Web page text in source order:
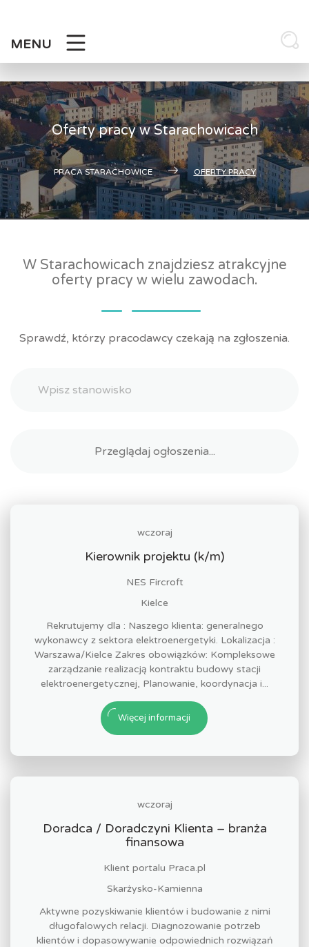
MENU
Oferty pracy w Starachowicach
PRACA STARACHOWICE OFERTY PRACY
W Starachowicach znajdziesz atrakcyjne
oferty pracy w wielu zawodach.
Sprawdź, którzy pracodawcy czekają na zgłoszenia.
wczoraj
Kierownik projektu (k/m)
NES Fircroft
Kielce
Rekrutujemy dla : Naszego klienta: generalnego
wykonawcy z sektora elektroenergetyki. Lokalizacja :
Warszawa/Kielce Zakres obowiązków: Kompleksowe
zarządzanie realizacją kontraktu budowy stacji
elektroenergetycznej, Planowanie, koordynacja i...
Więcej informacji
wczoraj
Doradca / Doradczyni Klienta – branża
finansowa
Klient portalu Praca.pl
Skarżysko-Kamienna
Aktywne pozyskiwanie klientów i budowanie z nimi
długofalowych relacji. Diagnozowanie potrzeb
klientów i dopasowywanie odpowiednich rozwiązań